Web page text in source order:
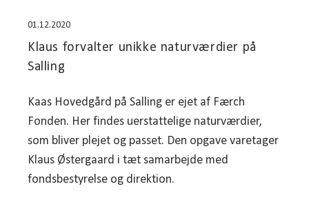
01.12.2020
Klaus forvalter unikke naturværdier på
Salling
Kaas Hovedgård på Salling er ejet af Færch
Fonden. Her findes uerstattelige naturværdier,
som bliver plejet og passet. Den opgave varetager
Klaus Østergaard i tæt samarbejde med
fondsbestyrelse og direktion.